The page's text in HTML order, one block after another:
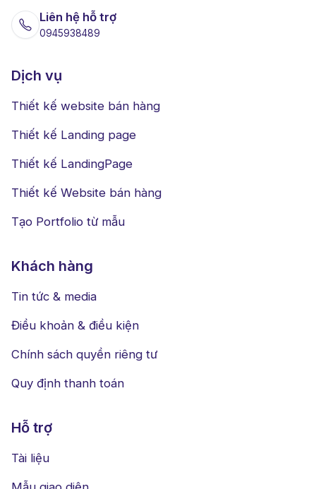
Liên hệ hỗ trợ
0945938489
Dịch vụ
Thiết kế website bán hàng
Thiết kế Landing page
Thiết kế LandingPage
Thiết kế Website bán hàng
Tạo Portfolio từ mẫu
Khách hàng
Tin tức & media
Điều khoản & điều kiện
Chính sách quyền riêng tư
Quy định thanh toán
Hỗ trợ
Tài liệu